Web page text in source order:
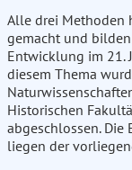
Alle drei Methoden
gemacht und
Entwicklung im 21.
diesem Thema
Historischen
abgeschlossen. Die
liegen der